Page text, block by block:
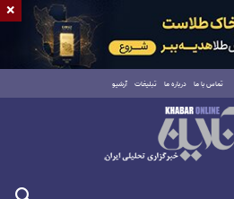
تماس با ما درباره ما تبلیغات آرشیو
×